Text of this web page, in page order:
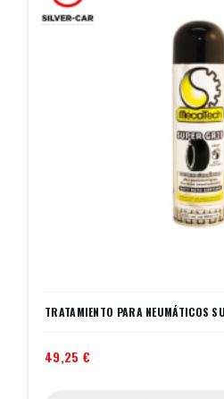
TRATAMIENTO PARA NEUMÁTICOS
49,25 €